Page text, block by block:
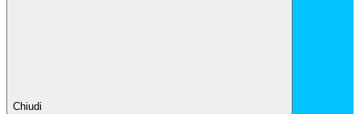
Chiudi